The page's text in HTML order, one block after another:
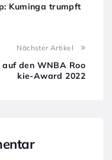
Kuminga trumpft
Nächster Artikel
den WNBA Roo
kie-Award 2022